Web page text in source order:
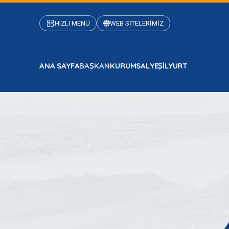
HIZLI MENÜ WEB SİTELERİMİZ
ANA SAYFABAŞKANKURUMSALYEŞİLYURT